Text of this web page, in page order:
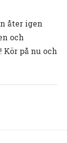
åter igen
och
på nu och